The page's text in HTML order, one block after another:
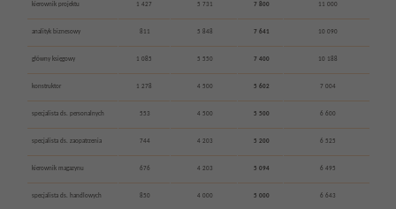
kierownik projektu 1 427 5 731 7 800 11 000
analityk biznesowy 811 5 848 7 641 10 090
główny księgowy 1 085 5 550 7 400 10 188
konstruktor 1 278 4 500 5 602 7 004
specjalista ds. personalnych 553 4 500 5 500 6 600
specjalista ds. zaopatrzenia 744 4 203 5 200 6 525
kierownik magazynu 676 4 203 5 094 6 495
specjalista ds. handlowych 850 4 000 5 000 6 643